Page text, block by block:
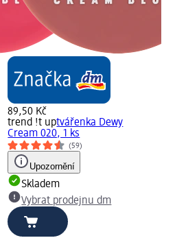
89,50 Kč
trend !t uptvářenka Dewy
Cream 020, 1 ks
(59)
Upozornění
Skladem
Vybrat prodejnu dm